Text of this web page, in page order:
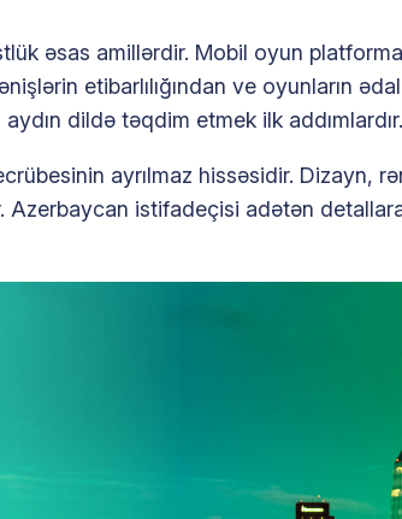
əsas amillərdir. Mobil oyun
etibarlılığından ve oyunların
dildə təqdim etmek ilk addımlardır.
ayrılmaz hissəsidir. Dizayn,
istifadeçisi adətən